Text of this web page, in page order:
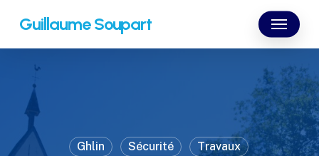
main
content
Guillaume Soupart Menu
Ghlin Sécurité Travaux